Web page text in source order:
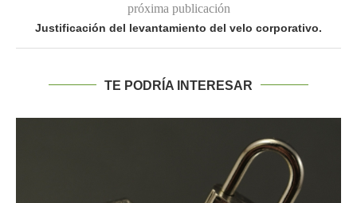
próxima publicación
Justificación del levantamiento del velo corporativo.
TE PODRÍA INTERESAR